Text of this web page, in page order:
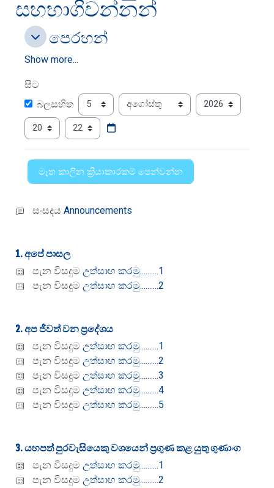
සහභාගිවන්නන්
පෙරහන්
පෙරහන්
පෙරහන්
Show more...
සිට
සිටබලසහිත දිනය මාසය වර්ශය
පැය මිනිත්තු
සංසදය Announcements
1. අපේ පාසල
පැන විසදුම උත්සාහ කරමු..........1
පැන විසදුම උත්සාහ කරමු..........2
2. අප ජීවත් වන ප්‍රදේශය
පැන විසදුම උත්සාහ කරමු..........1
පැන විසදුම උත්සාහ කරමු..........2
පැන විසදුම උත්සාහ කරමු..........3
පැන විසදුම උත්සාහ කරමු..........4
පැන විසදුම උත්සාහ කරමු..........5
3. යහපත් පුරවැසියෙකු වශයෙන් ප්‍රගුණ කළ යුතු ගුණාංග
පැන විසදුම උත්සාහ කරමු..........1
පැන විසදුම උත්සාහ කරමු..........2